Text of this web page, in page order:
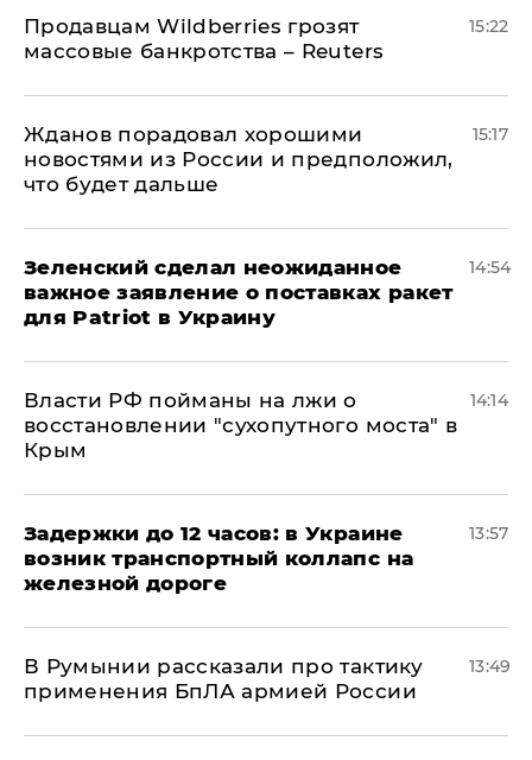
Продавцам Wildberries грозят
массовые банкротства – Reuters
15:22
Жданов порадовал хорошими
новостями из России и предположил,
что будет дальше
15:17
Зеленский сделал неожиданное
важное заявление о поставках ракет
для Patriot в Украину
14:54
Власти РФ пойманы на лжи о
восстановлении "сухопутного моста" в
Крым
14:14
Задержки до 12 часов: в Украине
возник транспортный коллапс на
железной дороге
13:57
В Румынии рассказали про тактику
применения БпЛА армией России
13:49